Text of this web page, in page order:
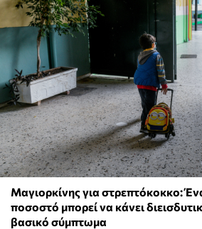
Μαγιορκίνης για στρεπτόκοκκο:
ποσοστό μπορεί να κάνει
βασικό σύμπτωμα